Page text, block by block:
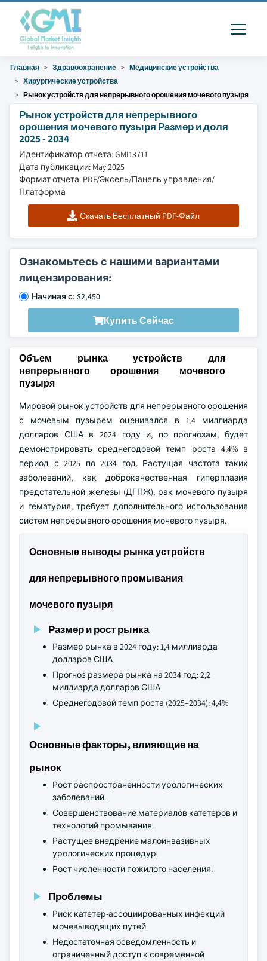
Главная Здравоохранение
Медицинские устройства
Хирургические устройства
Рынок устройств для непрерывного орошения мочевого пузыря
Рынок устройств для непрерывного
орошения мочевого пузыря Размер и доля
2025 - 2034
Идентификатор отчета: GMI13711
Дата публикации: May 2025
Формат отчета: PDF/Эксель/Панель управления/
Платформа
Скачать Бесплатный PDF-Файл
Ознакомьтесь с нашими вариантами
лицензирования:
Начиная с: $2,450
Купить Сейчас
Объем рынка устройств для
непрерывного орошения мочевого
пузыря
Мировой рынок устройств для непрерывного орошения
с мочевым пузырем оценивался в 1,4 миллиарда
долларов США в 2024 году и, по прогнозам, будет
демонстрировать среднегодовой темп роста 4,4% в
период с 2025 по 2034 год. Растущая частота таких
заболеваний, как доброкачественная гиперплазия
предстательной железы (ДГПЖ), рак мочевого пузыря
и гематурия, требует дополнительного использования
систем непрерывного орошения мочевого пузыря.
Основные выводы рынка устройств
для непрерывного промывания
мочевого пузыря
Размер и рост рынка
Размер рынка в 2024 году: 1,4 миллиарда
долларов США
Прогноз размера рынка на 2034 год: 2,2
миллиарда долларов США
Среднегодовой темп роста (2025–2034): 4,4%
Основные факторы, влияющие на
рынок
Рост распространенности урологических
заболеваний.
Совершенствование материалов катетеров и
технологий промывания.
Растущее внедрение малоинвазивных
урологических процедур.
Рост численности пожилого населения.
Проблемы
Риск катетер-ассоциированных инфекций
мочевыводящих путей.
Недостаточная осведомленность и
ограниченный доступ к современной